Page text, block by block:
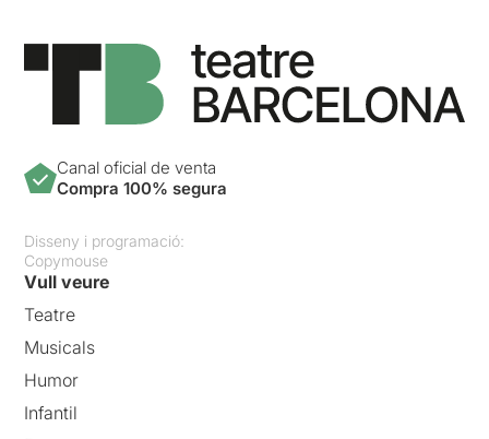
Canal oficial de venta
Compra 100% segura
Disseny i programació:
Copymouse
Vull veure
Teatre
Musicals
Humor
Infantil